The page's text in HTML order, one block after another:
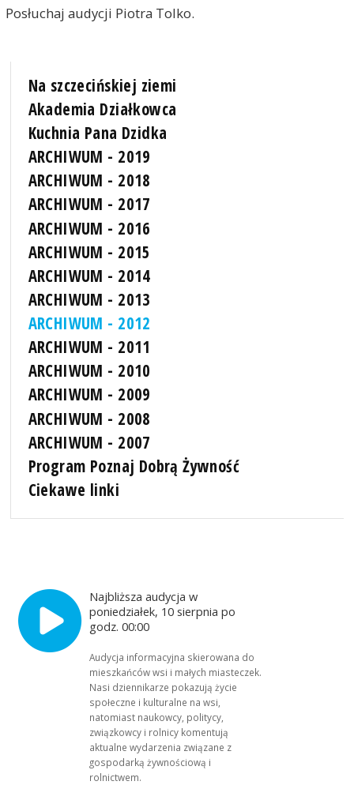
Posłuchaj audycji Piotra Tolko.
Na szczecińskiej ziemi
Akademia Działkowca
Kuchnia Pana Dzidka
ARCHIWUM - 2019
ARCHIWUM - 2018
ARCHIWUM - 2017
ARCHIWUM - 2016
ARCHIWUM - 2015
ARCHIWUM - 2014
ARCHIWUM - 2013
ARCHIWUM - 2012
ARCHIWUM - 2011
ARCHIWUM - 2010
ARCHIWUM - 2009
ARCHIWUM - 2008
ARCHIWUM - 2007
Program Poznaj Dobrą Żywność
Ciekawe linki
Najbliższa audycja w
poniedziałek, 10 sierpnia po
godz. 00:00
Audycja informacyjna skierowana do
mieszkańców wsi i małych miasteczek.
Nasi dziennikarze pokazują życie
społeczne i kulturalne na wsi,
natomiast naukowcy, politycy,
związkowcy i rolnicy komentują
aktualne wydarzenia związane z
gospodarką żywnościową i
rolnictwem.